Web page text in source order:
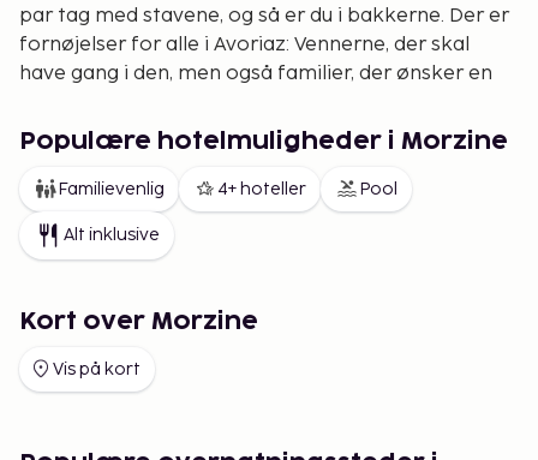
par tag med stavene, og så er du i bakkerne. Der er
fornøjelser for alle i Avoriaz: Vennerne, der skal
have gang i den, men også familier, der ønsker en
at komme i himlen. Det er kun fantasien, der sætter
grænser. Off piste-løbet er relativt nemt, og i de
senere år har man brugt mange ressourcer på
forskellige terrænparker, som lokker snowboard-
løbere fra hele verden hertil. Avoriaz har selv 70 km
charmerende og ægte alpeby, der har bevaret sin
arkitektur. Byen har en herlig afslappet atmosfære
Populære hotelmuligheder i Morzine
Familievenlig 4+ hoteller Pool
Alt inklusive
Kort over Morzine
Vis på kort